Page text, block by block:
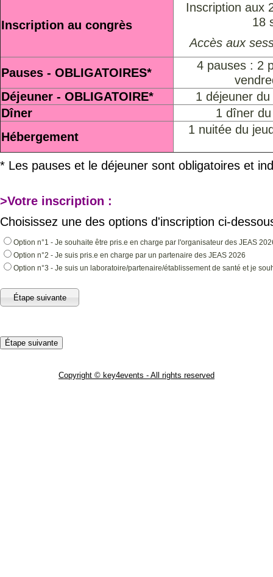
Inscription au congrès
Inscription aux
18
Accès aux
Pauses - OBLIGATOIRES*
4 pauses : 2
Déjeuner - OBLIGATOIRE*
1 déjeuner
Dîner
1 dîner
Hébergement
1 nuitée du
* Les pauses et le déjeuner sont obligatoires et
>Votre inscription :
Choisissez une des options d'inscription ci-
Option n°1 - Je souhaite être pris.e en charge par l'organisateur des JEAS
Option n°2 - Je suis pris.e en charge par un partenaire des JEAS 2026
Option n°3 - Je suis un laboratoire/partenaire/établissement de santé et je
Copyright © key4events - All rights reserved